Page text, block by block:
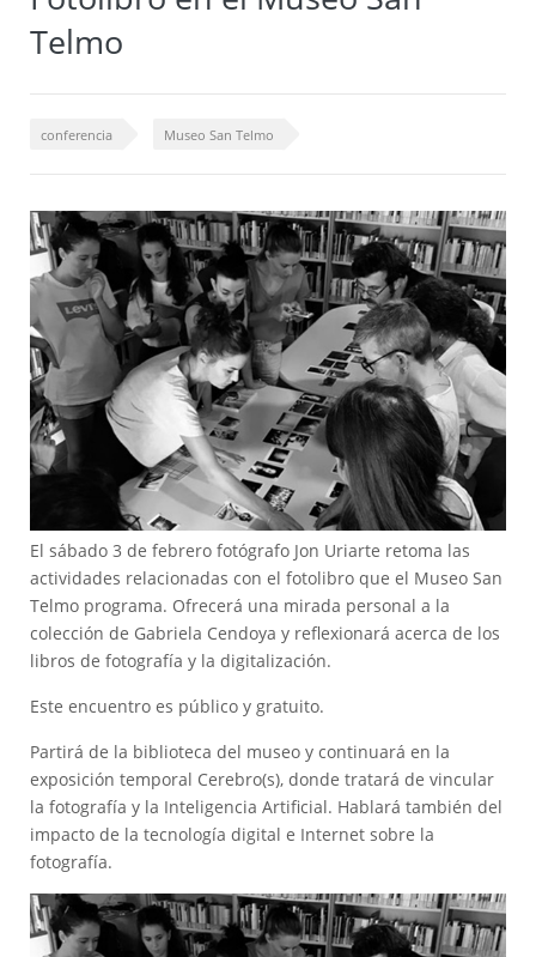
Telmo
conferencia Museo San Telmo
El sábado 3 de febrero fotógrafo Jon Uriarte retoma las
actividades relacionadas con el fotolibro que el Museo San
Telmo programa. Ofrecerá una mirada personal a la
colección de Gabriela Cendoya y reflexionará acerca de los
libros de fotografía y la digitalización.
Este encuentro es público y gratuito.
Partirá de la biblioteca del museo y continuará en la
exposición temporal Cerebro(s), donde tratará de vincular
la fotografía y la Inteligencia Artificial. Hablará también del
impacto de la tecnología digital e Internet sobre la
fotografía.